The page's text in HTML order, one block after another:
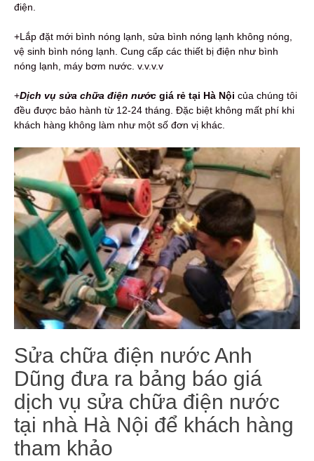
điện.
+Lắp đặt mới bình nóng lạnh, sửa bình nóng lạnh không nóng,
vệ sinh bình nóng lạnh. Cung cấp các thiết bị điện như bình
nóng lạnh, máy bơm nước. v.v.v.v
+Dịch vụ sửa chữa điện nước giá rẻ tại Hà Nội của chúng tôi
đều được bảo hành từ 12-24 tháng. Đặc biệt không mất phí khi
khách hàng không làm như một số đơn vị khác.
Sửa chữa điện nước Anh
Dũng đưa ra bảng báo giá
dịch vụ sửa chữa điện nước
tại nhà Hà Nội để khách hàng
tham khảo